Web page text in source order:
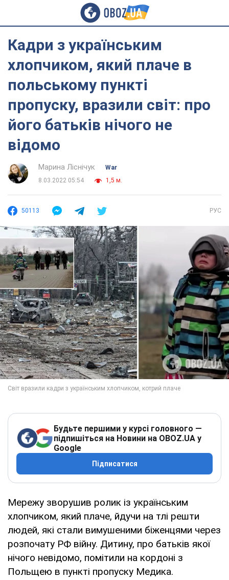
Кадри з українським
хлопчиком, який плаче в
польському пункті
пропуску, вразили світ: про
його батьків нічого не
відомо
Марина Ліснічук
War
8.03.2022 05:54
1,5 м.
50113 РУС
Будьте першими у курсі головного —
підпишіться на Новини на OBOZ.UA у
Google
Підписатися
Мережу зворушив ролик із українським
хлопчиком, який плаче, йдучи на тлі решти
людей, які стали вимушеними біженцями через
розпочату РФ війну. Дитину, про батьків якої
нічого невідомо, помітили на кордоні з
Польщею в пункті пропуску Медика.